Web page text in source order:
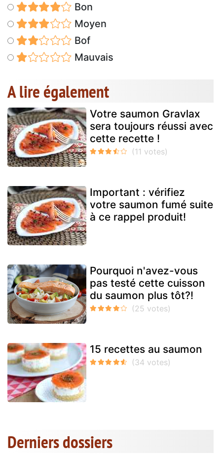
Bon
Moyen
Bof
Mauvais
A lire également
Votre saumon Gravlax
sera toujours réussi avec
cette recette !
Important : vérifiez
votre saumon fumé suite
à ce rappel produit!
Pourquoi n'avez-vous
pas testé cette cuisson
du saumon plus tôt?!
15 recettes au saumon
Derniers dossiers